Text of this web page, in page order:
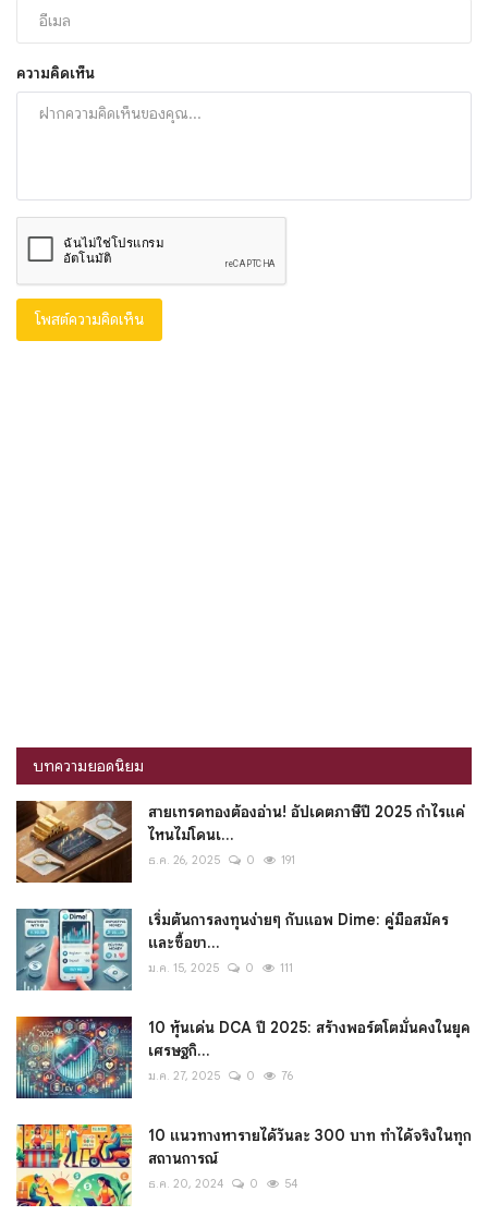
ความคิดเห็น
โพสต์ความคิดเห็น
บทความยอดนิยม
สายเทรดทองต้องอ่าน! อัปเดตภาษีปี 2025 กำไรแค่
ไหนไม่โดนเ...
ธ.ค. 26, 2025 0 191
เริ่มต้นการลงทุนง่ายๆ กับแอพ Dime: คู่มือสมัคร
และซื้อขา...
ม.ค. 15, 2025 0 111
10 หุ้นเด่น DCA ปี 2025: สร้างพอร์ตโตมั่นคงในยุค
เศรษฐกิ...
ม.ค. 27, 2025 0 76
10 แนวทางหารายได้วันละ 300 บาท ทำได้จริงในทุก
สถานการณ์
ธ.ค. 20, 2024 0 54